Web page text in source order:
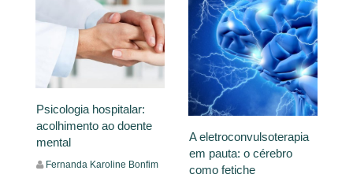
Psicologia hospitalar:
acolhimento ao doente
mental
Fernanda Karoline Bonfim
A eletroconvulsoterapia
em pauta: o cérebro
como fetiche